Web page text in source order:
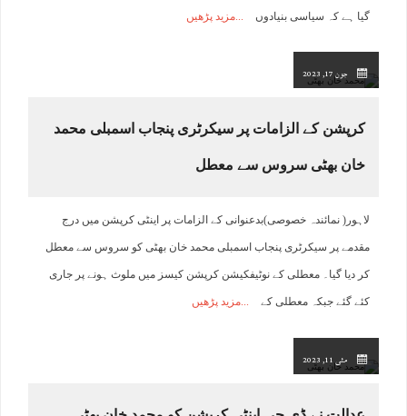
گیا ہے کہ سیاسی بنیادوں مزید پڑھیں
جون 17, 2023
کرپشن کے الزامات پر سیکرٹری پنجاب اسمبلی محمد
خان بھٹی سروس سے معطل
لاہور( نمائندہ خصوصی)بدعنوانی کے الزامات پر اینٹی کرپشن میں درج
مقدمے پر سیکرٹری پنجاب اسمبلی محمد خان بھٹی کو سروس سے معطل
کر دیا گیا۔ معطلی کے نوٹیفکیشن کرپشن کیسز میں ملوث ہونے پر جاری
کئے گئے جبکہ معطلی کے مزید پڑھیں
مئی 11, 2023